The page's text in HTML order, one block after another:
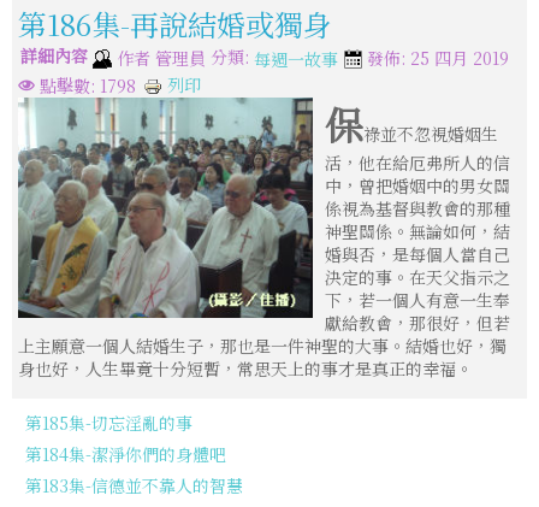
第186集-再說結婚或獨身
詳細內容 作者 管理員 分類: 每週一故事
發佈: 25 四月 2019
點擊數: 1798
列印
保祿並不忽視婚姻生
活，他在給厄弗所人的信
中，曾把婚姻中的男女關
係視為基督與教會的那種
神聖關係。無論如何，結
婚與否，是每個人當自己
決定的事。在天父指示之
下，若一個人有意一生奉
獻給教會，那很好，但若
上主願意一個人結婚生子，那也是一件神聖的大事。結婚也好，獨
身也好，人生畢竟十分短暫，常思天上的事才是真正的幸福。
第185集-切忘淫亂的事
第184集-潔淨你們的身體吧
第183集-信德並不靠人的智慧